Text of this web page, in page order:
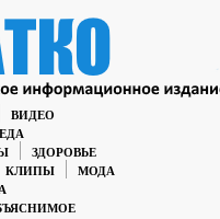
ВИДЕО
ЕДА
ЗДОРОВЬЕ
КЛИПЫ
МОДА